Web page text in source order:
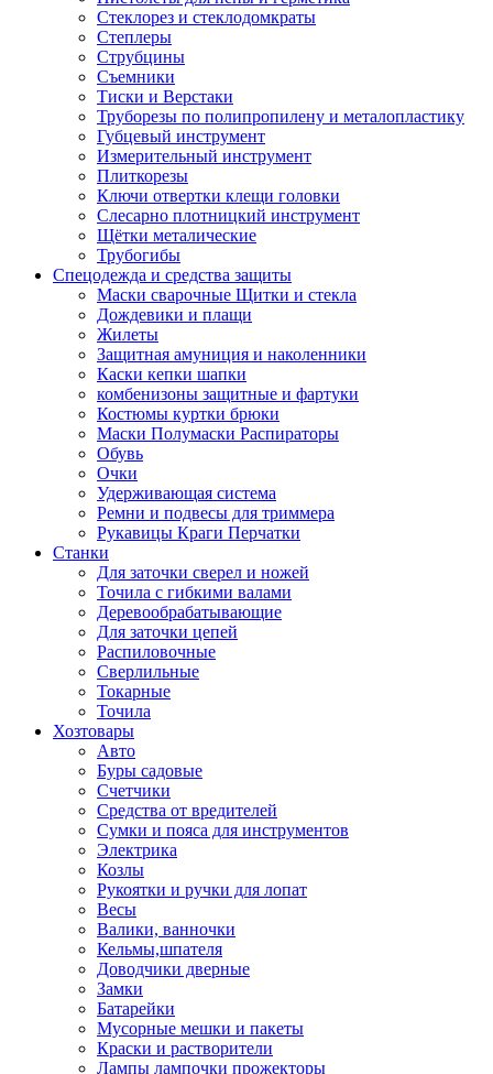
Стеклорез и стеклодомкраты
Степлеры
Струбцины
Съемники
Тиски и Верстаки
Труборезы по полипропилену и металопластику
Губцевый инструмент
Измерительный инструмент
Плиткорезы
Ключи отвертки клещи головки
Слесарно плотницкий инструмент
Щётки металические
Трубогибы
Спецодежда и средства защиты
Маски сварочные Щитки и стекла
Дождевики и плащи
Жилеты
Защитная амуниция и наколенники
Каски кепки шапки
комбенизоны защитные и фартуки
Костюмы куртки брюки
Маски Полумаски Распираторы
Обувь
Очки
Удерживающая система
Ремни и подвесы для триммера
Рукавицы Краги Перчатки
Станки
Для заточки сверел и ножей
Точила с гибкими валами
Деревообрабатывающие
Для заточки цепей
Распиловочные
Сверлильные
Токарные
Точила
Хозтовары
Авто
Буры садовые
Счетчики
Средства от вредителей
Сумки и пояса для инструментов
Электрика
Козлы
Рукоятки и ручки для лопат
Весы
Валики, ванночки
Кельмы,шпателя
Доводчики дверные
Замки
Батарейки
Мусорные мешки и пакеты
Краски и растворители
Лампы лампочки прожекторы